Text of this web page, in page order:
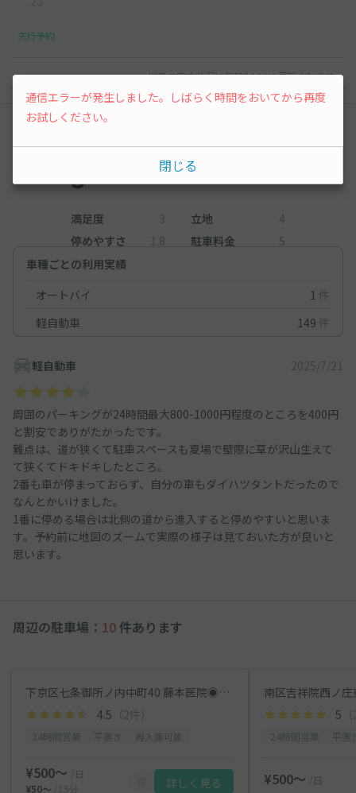
先行予約
以降の空き状況は毎日24:00に更新されます。
3
満足度 3 立地
4
停めやすさ
1.8 駐車料金
5
車種ごとの利用実績
オートバイ
1 件
軽自動車
149 件
軽自動車 2025/7/21
周囲のパーキングが24時間最大800-1000円程度のところを400円
と割安でありがたかったです。
難点は、道が狭くて駐車スペースも夏場で壁際に草が沢山生えて
て狭くてドキドキしたところ。
2番も車が停まっておらず、自分の車もダイハツタントだったので
なんとかいけました。
1番に停める場合は北側の道から進入すると停めやすいと思いま
す。予約前に地図のズームで実際の様子は見ておいた方が良いと
思います。
周辺の駐車場： 10 件あります
下京区七条御所ノ内中町40 藤本医院◉アキッパ駐車場
4.5 （2件）
¥500〜
/日
¥50〜
/15分 詳しく見る
5
¥500〜 /日
通信エラーが発生しました。しばらく時間をおいてから再度
お試しください。
閉じる